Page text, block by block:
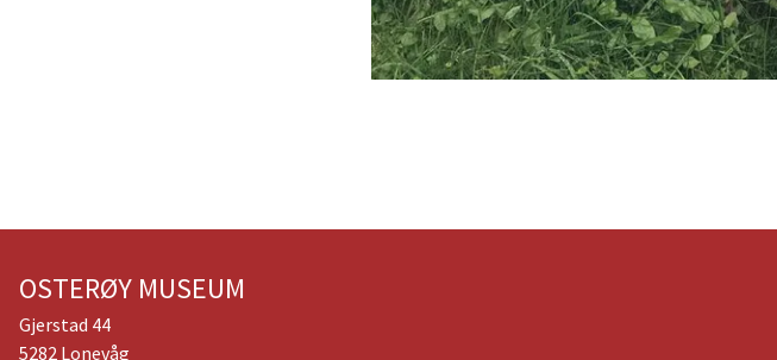
OSTERØY MUSEUM
Gjerstad 44
5282 Lonevåg